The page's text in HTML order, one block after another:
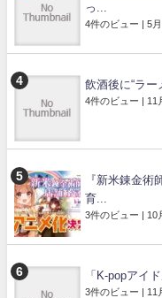
っ...
4件のビュー | 5
飲酒後に“ラ
4件のビュー | 11
『新米錬金術
育...
3件のビュー | 10
「K-popアイ
3件のビュー | 11